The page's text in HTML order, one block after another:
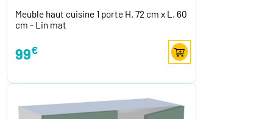
Meuble haut cuisine 1 porte H. 72 cm x L. 60
cm - Lin mat
99€